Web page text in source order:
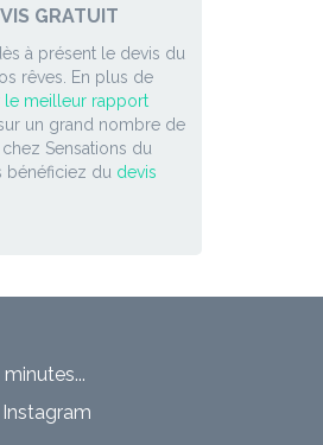
GRATUIT
à présent le devis du
rêves. En plus de
le meilleur rapport
un grand nombre de
Sensations du
bénéficiez du devis
Instagram